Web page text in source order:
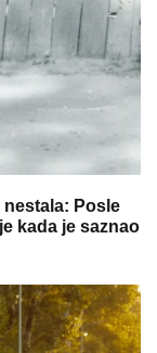
nestala: Posle
kada je saznao